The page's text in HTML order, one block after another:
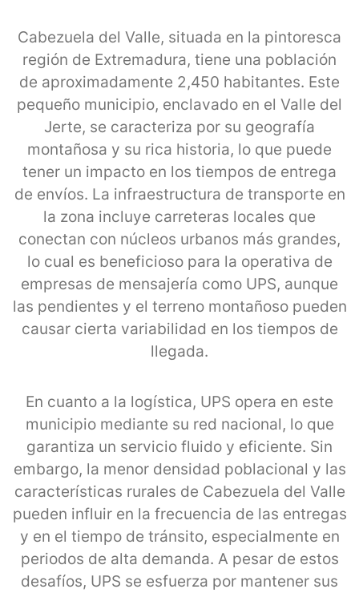
Cabezuela del Valle, situada en la pintoresca
región de Extremadura, tiene una población
de aproximadamente 2,450 habitantes. Este
pequeño municipio, enclavado en el Valle del
Jerte, se caracteriza por su geografía
montañosa y su rica historia, lo que puede
tener un impacto en los tiempos de entrega
de envíos. La infraestructura de transporte en
la zona incluye carreteras locales que
conectan con núcleos urbanos más grandes,
lo cual es beneficioso para la operativa de
empresas de mensajería como UPS, aunque
las pendientes y el terreno montañoso pueden
causar cierta variabilidad en los tiempos de
llegada.
En cuanto a la logística, UPS opera en este
municipio mediante su red nacional, lo que
garantiza un servicio fluido y eficiente. Sin
embargo, la menor densidad poblacional y las
características rurales de Cabezuela del Valle
pueden influir en la frecuencia de las entregas
y en el tiempo de tránsito, especialmente en
periodos de alta demanda. A pesar de estos
desafíos, UPS se esfuerza por mantener sus